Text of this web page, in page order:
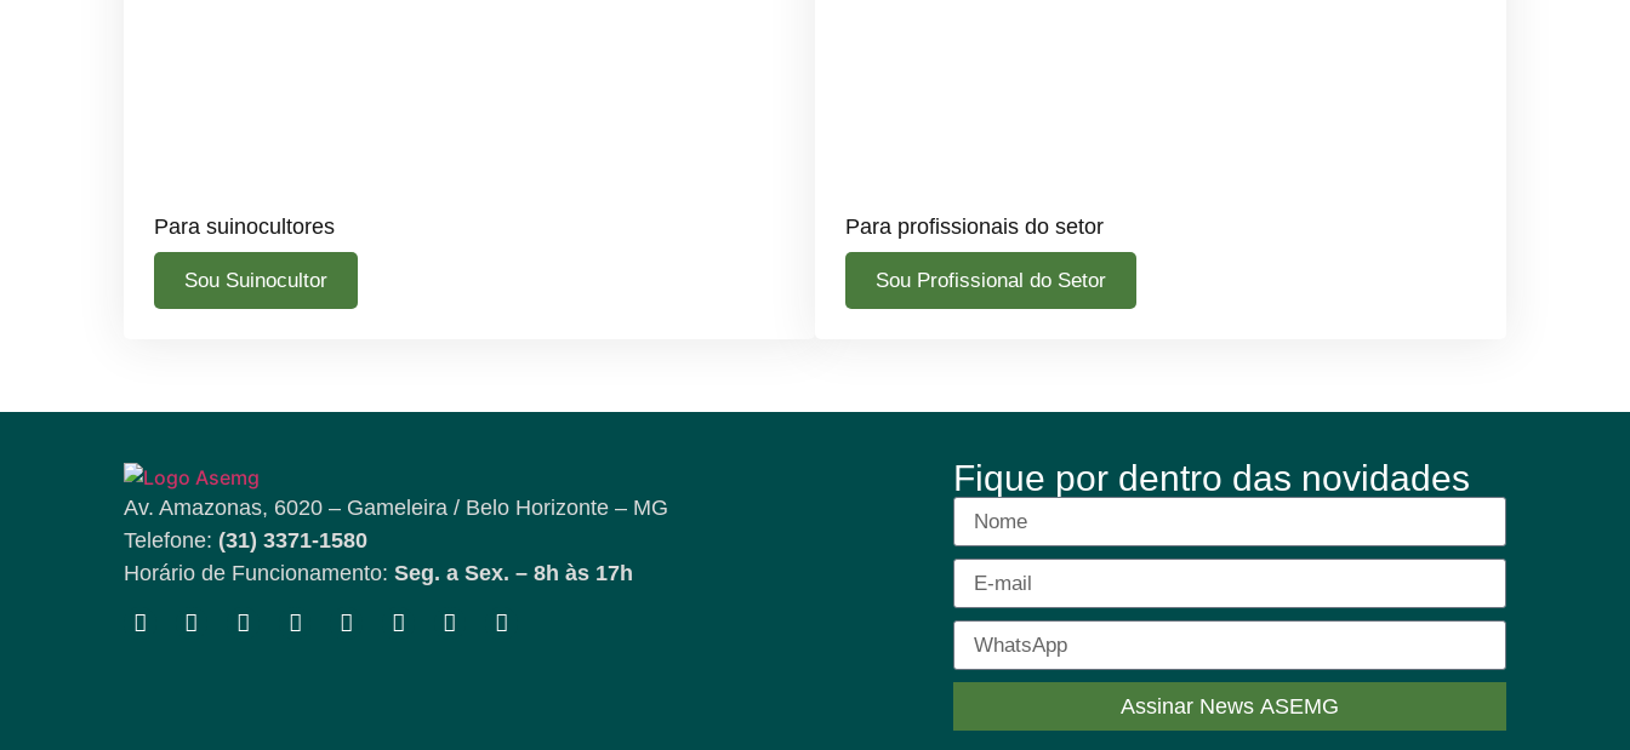
Para suinocultores
Sou Suinocultor
Para profissionais do setor
Sou Profissional do Setor
Av. Amazonas, 6020 – Gameleira / Belo Horizonte – MG
Telefone: (31) 3371-1580
Horário de Funcionamento: Seg. a Sex. – 8h às 17h
Fique por dentro das novidades
Assinar News ASEMG